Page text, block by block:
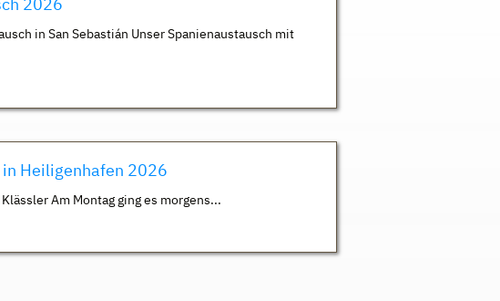
in San Sebastián Unser Spanienaustausch mit
Heiligenhafen 2026
Am Montag ging es morgens...